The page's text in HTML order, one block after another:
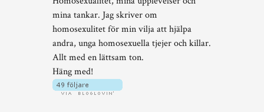
mina tankar. Jag skriver om
homosexulitet för min vilja att hjälpa
andra, unga homosexuella tjejer och killar.
Allt med en lättsam ton.
Häng med!